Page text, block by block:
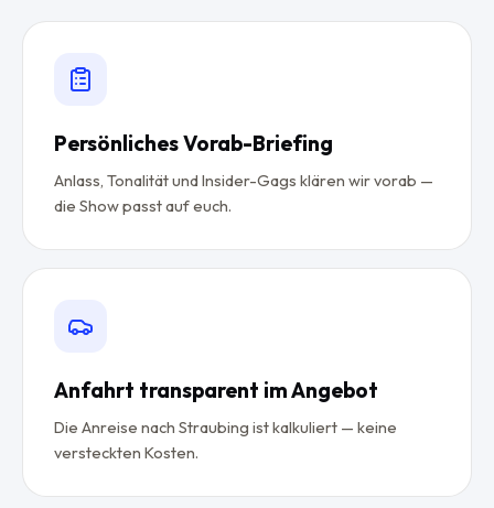
Persönliches Vorab-Briefing
Anlass, Tonalität und Insider-Gags klären wir vorab —
die Show passt auf euch.
Anfahrt transparent im Angebot
Die Anreise nach Straubing ist kalkuliert — keine
versteckten Kosten.